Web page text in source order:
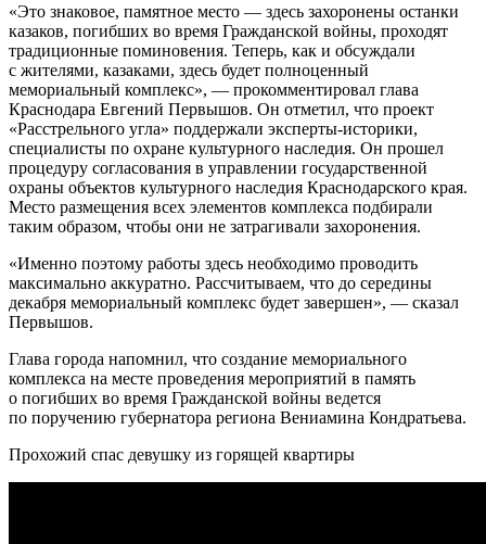
«Это знаковое, памятное место — здесь захоронены останки
казаков, погибших во время Гражданской войны, проходят
традиционные поминовения. Теперь, как и обсуждали
с жителями, казаками, здесь будет полноценный
мемориальный комплекс», — прокомментировал глава
Краснодара Евгений Первышов. Он отметил, что проект
«Расстрельного угла» поддержали эксперты-историки,
специалисты по охране культурного наследия. Он прошел
процедуру согласования в управлении государственной
охраны объектов культурного наследия Краснодарского края.
Место размещения всех элементов комплекса подбирали
таким образом, чтобы они не затрагивали захоронения.
«Именно поэтому работы здесь необходимо проводить
максимально аккуратно. Рассчитываем, что до середины
декабря мемориальный комплекс будет завершен», — сказал
Первышов.
Глава города напомнил, что создание мемориального
комплекса на месте проведения мероприятий в память
о погибших во время Гражданской войны ведется
по поручению губернатора региона Вениамина Кондратьева.
Прохожий спас девушку из горящей квартиры